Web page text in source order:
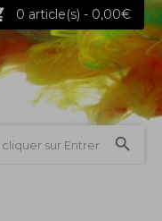
0 article(s) - 0,00€